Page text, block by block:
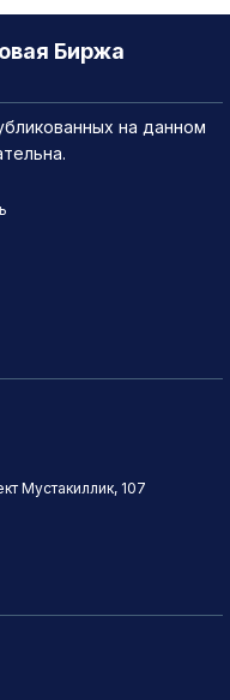
Биржа
на данном
Мустакиллик, 107